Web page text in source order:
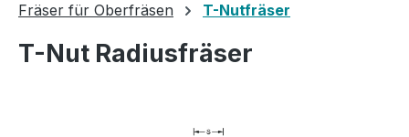
Fräser für Oberfräsen
T-Nutfräser
T-Nut Radiusfräser